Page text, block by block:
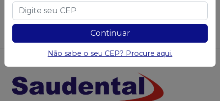
Saudental
Continuar
Não sabe o seu CEP? Procure aqui.